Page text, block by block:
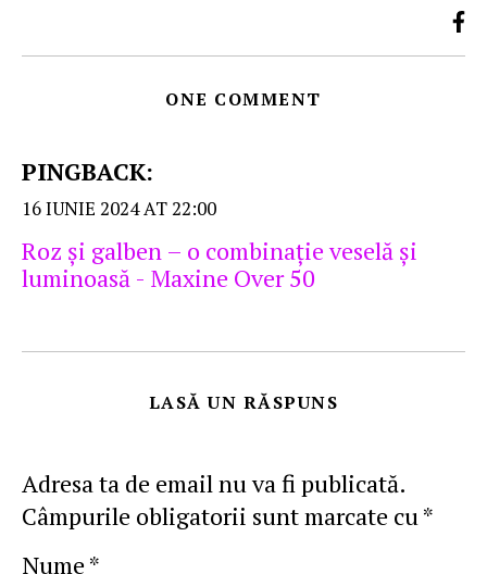
ONE COMMENT
PINGBACK:
16 IUNIE 2024 AT 22:00
Roz şi galben – o combinaţie veselă şi
luminoasă - Maxine Over 50
LASĂ UN RĂSPUNS
Adresa ta de email nu va fi publicată.
Câmpurile obligatorii sunt marcate cu *
Nume *